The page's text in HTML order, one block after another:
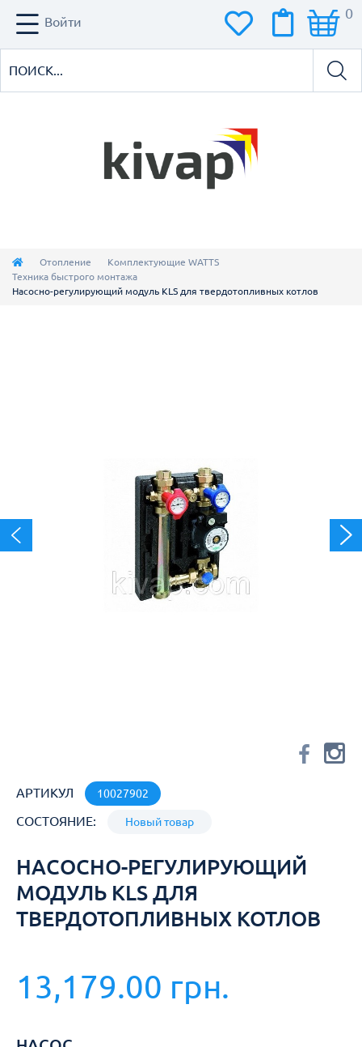
Войти
0
Отопление
Комплектующие WATTS
Техника быстрого монтажа
Насосно-регулирующий модуль KLS для твердотопливных котлов
АРТИКУЛ 10027902
СОСТОЯНИЕ: Новый товар
НАСОСНО-РЕГУЛИРУЮЩИЙ
МОДУЛЬ KLS ДЛЯ
ТВЕРДОТОПЛИВНЫХ КОТЛОВ
13,179.00 грн.